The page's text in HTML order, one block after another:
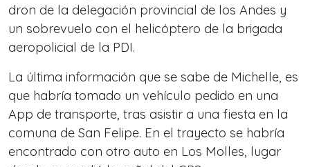
dron de la delegación provincial de los Andes y
un sobrevuelo con el helicóptero de la brigada
aeropolicial de la PDI.
La última información que se sabe de Michelle, es
que habría tomado un vehículo pedido en una
App de transporte, tras asistir a una fiesta en la
comuna de San Felipe. En el trayecto se habría
encontrado con otro auto en Los Molles, lugar